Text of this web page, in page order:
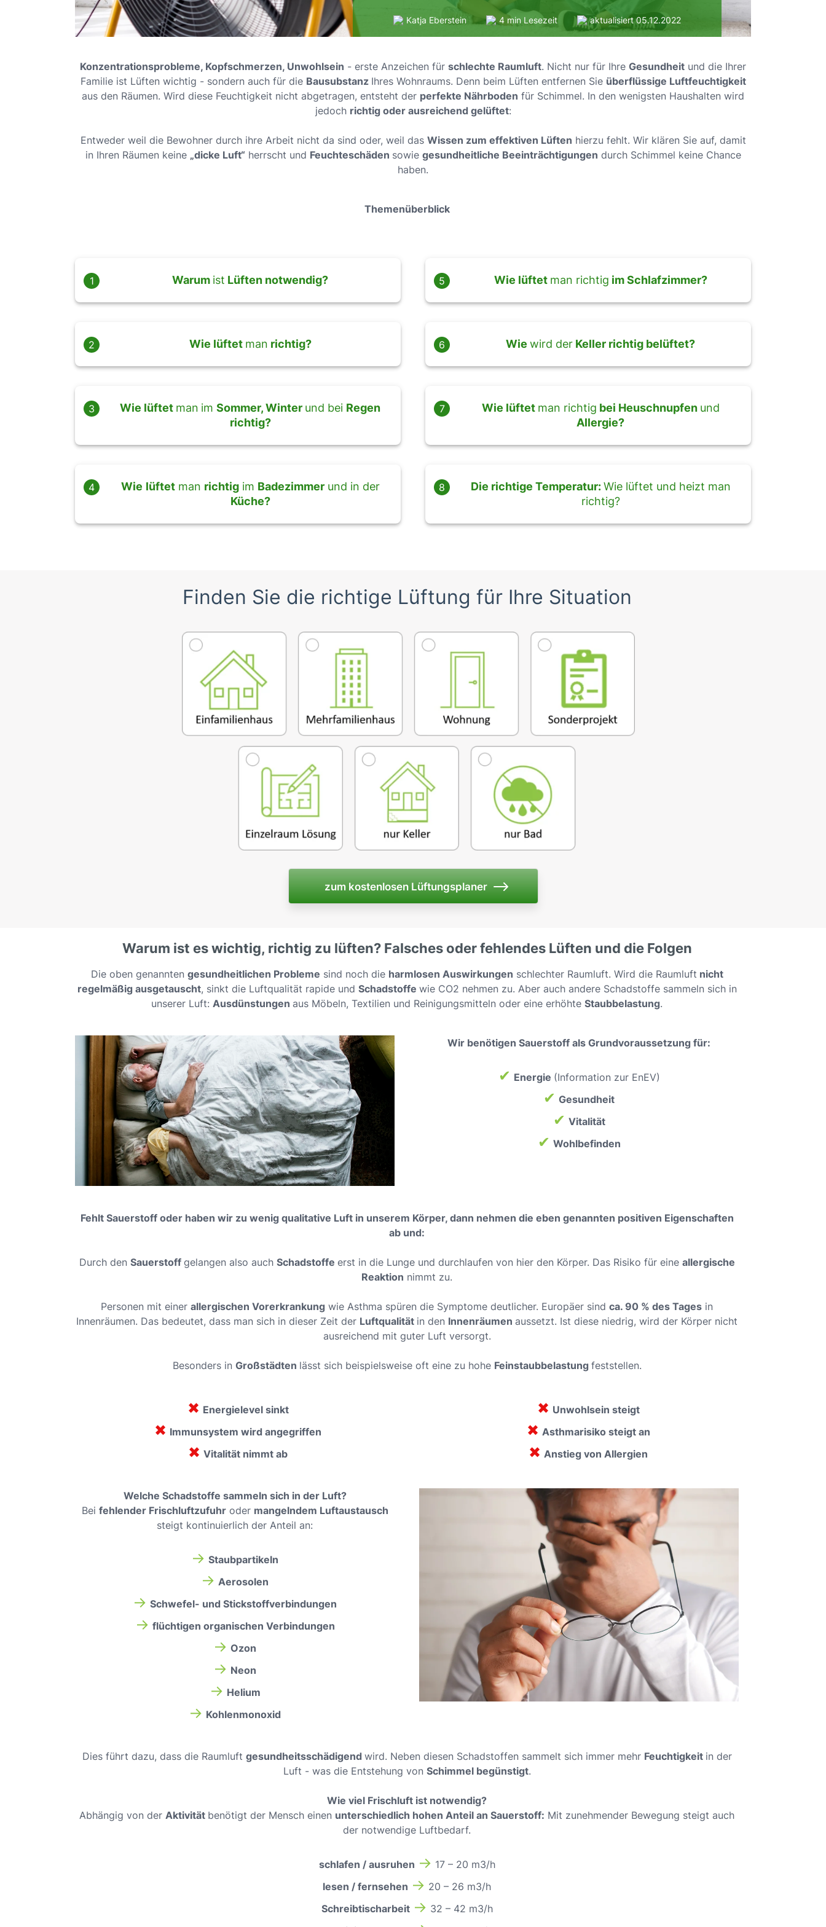
Katja Eberstein 4 min Lesezeit aktualisiert 05.12.2022
Konzentrationsprobleme, Kopfschmerzen, Unwohlsein - erste Anzeichen für schlechte Raumluft. Nicht nur für Ihre Gesundheit und die Ihrer
Familie ist Lüften wichtig - sondern auch für die Bausubstanz Ihres Wohnraums. Denn beim Lüften entfernen Sie überflüssige Luftfeuchtigkeit
aus den Räumen. Wird diese Feuchtigkeit nicht abgetragen, entsteht der perfekte Nährboden für Schimmel. In den wenigsten Haushalten wird
jedoch richtig oder ausreichend gelüftet:
Entweder weil die Bewohner durch ihre Arbeit nicht da sind oder, weil das Wissen zum effektiven Lüften hierzu fehlt. Wir klären Sie auf, damit
in Ihren Räumen keine „dicke Luft“ herrscht und Feuchteschäden sowie gesundheitliche Beeinträchtigungen durch Schimmel keine Chance
haben.
Themenüberblick
1 Warum ist Lüften notwendig?
2 Wie lüftet man richtig?
3 Wie lüftet man im Sommer, Winter und bei Regen
richtig?
4 Wie lüftetman richtigim Badezimmerund in der
Küche?
5 Wie lüftet man richtig im Schlafzimmer?
6 Wie wird der Keller richtig belüftet?
7 Wie lüftet man richtig bei Heuschnupfen und
Allergie?
8 Die richtige Temperatur:Wie lüftet und heizt man
richtig?
Finden Sie die richtige Lüftung für Ihre Situation
zum kostenlosen Lüftungsplaner
Warum ist es wichtig, richtig zu lüften? Falsches oder fehlendes Lüften und die Folgen
Die oben genannten gesundheitlichen Probleme sind noch die harmlosen Auswirkungen schlechter Raumluft. Wird die Raumluft nicht
regelmäßig ausgetauscht, sinkt die Luftqualität rapide und Schadstoffe wie CO2 nehmen zu. Aber auch andere Schadstoffe sammeln sich in
unserer Luft: Ausdünstungen aus Möbeln, Textilien und Reinigungsmitteln oder eine erhöhte Staubbelastung.
Wir benötigen Sauerstoff als Grundvoraussetzung für:
✔ Energie (Information zur EnEV)
✔ Gesundheit
✔ Vitalität
✔ Wohlbefinden
Fehlt Sauerstoff oder haben wir zu wenig qualitative Luft in unserem Körper, dann nehmen die eben genannten positiven Eigenschaften
ab und:
Durch den Sauerstoff gelangen also auch Schadstoffe erst in die Lunge und durchlaufen von hier den Körper. Das Risiko für eine allergische
Reaktion nimmt zu.
Personen mit einer allergischen Vorerkrankung wie Asthma spüren die Symptome deutlicher. Europäer sind ca. 90 % des Tages in
Innenräumen. Das bedeutet, dass man sich in dieser Zeit der Luftqualität in den Innenräumen aussetzt. Ist diese niedrig, wird der Körper nicht
ausreichend mit guter Luft versorgt.
Besonders in Großstädten lässt sich beispielsweise oft eine zu hohe Feinstaubbelastung feststellen.
✖ Energielevel sinkt
✖ Immunsystem wird angegriffen
✖ Vitalität nimmt ab
✖ Unwohlsein steigt
✖ Asthmarisiko steigt an
✖ Anstieg von Allergien
Welche Schadstoffe sammeln sich in der Luft?
Bei fehlender Frischluftzufuhroder mangelndem Luftaustausch
steigt kontinuierlich der Anteil an:
→ Staubpartikeln
→ Aerosolen
→ Schwefel- und Stickstoffverbindungen
→ flüchtigen organischen Verbindungen
→ Ozon
→ Neon
→ Helium
→ Kohlenmonoxid
Dies führt dazu, dass die Raumluft gesundheitsschädigend wird. Neben diesen Schadstoffen sammelt sich immer mehr Feuchtigkeit in der
Luft - was die Entstehung von Schimmel begünstigt.
Wie viel Frischluft ist notwendig?
Abhängig von der Aktivität benötigt der Mensch einen unterschiedlich hohen Anteil an Sauerstoff: Mit zunehmender Bewegung steigt auch
der notwendige Luftbedarf.
schlafen / ausruhen → 17 – 20 m3/h
lesen / fernsehen → 20 – 26 m3/h
Schreibtischarbeit → 32 – 42 m3/h